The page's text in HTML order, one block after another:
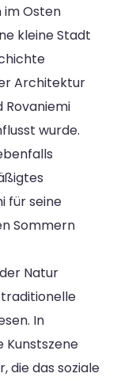
im Osten
kleine Stadt
Architektur
Rovaniemi
wurde.
für seine
Sommern
Natur
In
Kunstszene
die das soziale